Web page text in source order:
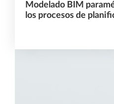
Modelado BIM
los procesos de